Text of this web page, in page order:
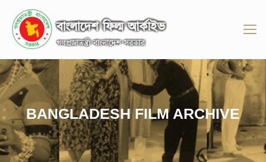
BANGLADESH FILM ARCHIVE